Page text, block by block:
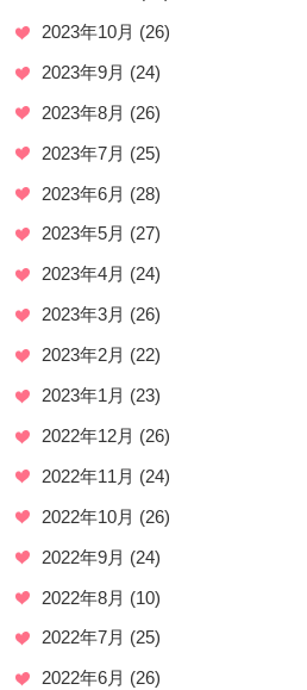
2023年10月 (26)
2023年9月 (24)
2023年8月 (26)
2023年7月 (25)
2023年6月 (28)
2023年5月 (27)
2023年4月 (24)
2023年3月 (26)
2023年2月 (22)
2023年1月 (23)
2022年12月 (26)
2022年11月 (24)
2022年10月 (26)
2022年9月 (24)
2022年8月 (10)
2022年7月 (25)
2022年6月 (26)